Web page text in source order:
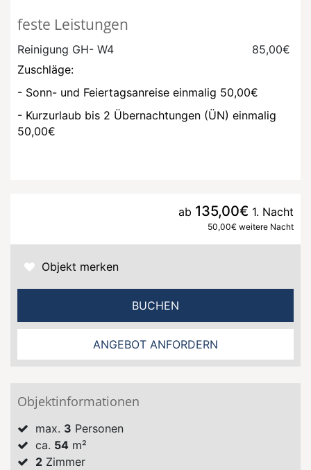
feste Leistungen
Reinigung GH- W4
85,00€
Zuschläge:
- Sonn- und Feiertagsanreise einmalig 50,00€
- Kurzurlaub bis 2 Übernachtungen (ÜN) einmalig
50,00€
ab 135,00€ 1. Nacht
50,00€ weitere Nacht
Objekt merken
BUCHEN
ANGEBOT ANFORDERN
Objektinformationen
max. 3 Personen
ca. 54 m²
2 Zimmer